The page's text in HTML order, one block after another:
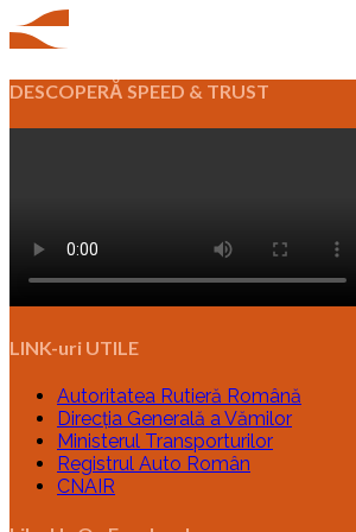
DESCOPERĂ SPEED & TRUST
LINK-uri UTILE
Autoritatea Rutieră Română
Direcția Generală a Vămilor
Ministerul Transporturilor
Registrul Auto Român
CNAIR